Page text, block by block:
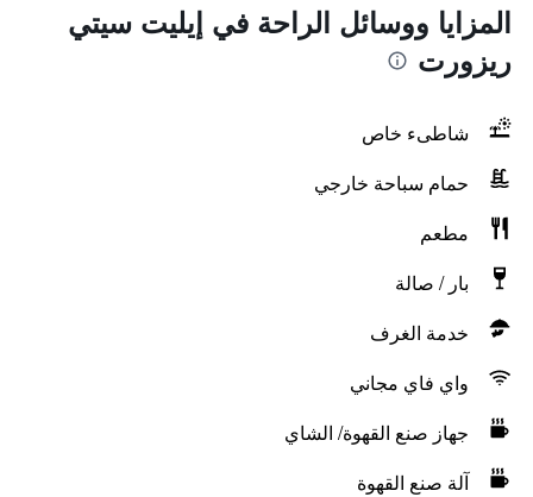
المزايا ووسائل الراحة في إيليت سيتي
ريزورت
شاطىء خاص
حمام سباحة خارجي
مطعم
بار / صالة
خدمة الغرف
واي فاي مجاني
جهاز صنع القهوة/ الشاي
آلة صنع القهوة